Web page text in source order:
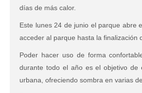
días de más calor.
Este lunes 24 de junio el parque abre
acceder al parque hasta la finalización
Poder hacer uso de forma
durante todo el año es el objetivo
urbana, ofreciendo sombra en varias